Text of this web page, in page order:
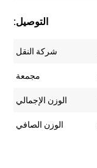
:التوصيل
شركة النقل
مجمعة
الوزن الإجمالي
الوزن الصافي